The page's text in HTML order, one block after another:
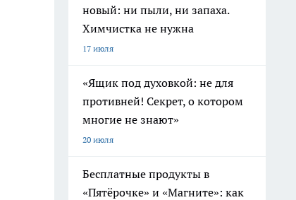
новый: ни пыли, ни запаха.
Химчистка не нужна
17 июля
«Ящик под духовкой: не для
противней! Секрет, о котором
многие не знают»
20 июля
Бесплатные продукты в
«Пятёрочке» и «Магните»: как